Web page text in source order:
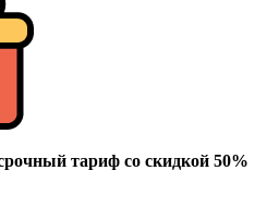
тариф со скидкой 50%